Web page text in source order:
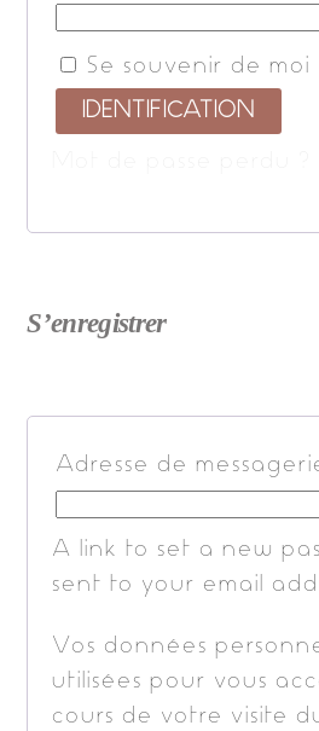
Se souvenir de moi
IDENTIFICATION
S’enregistrer
Adresse de
A link to set a new
sent to your email
Vos données
utilisées pour vous
cours de votre visite